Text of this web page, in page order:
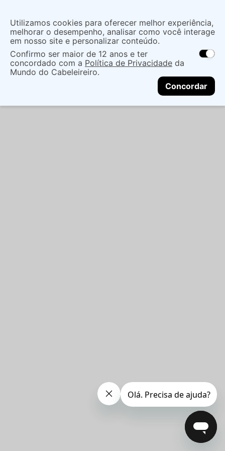
Utilizamos cookies para oferecer melhor experiência,
melhorar o desempenho, analisar como você interage
em nosso site e personalizar conteúdo.
Confirmo ser maior de 12 anos e ter
concordado com a Política de Privacidade da
Mundo do Cabeleireiro.
Concordar